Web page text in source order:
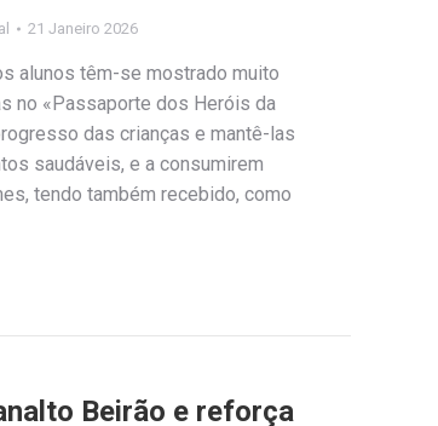
21 Janeiro 2026
alunos têm-se mostrado muito
no «Passaporte dos Heróis da
das crianças e mantê-las
saudáveis, e a consumirem
tendo também recebido, como
Beirão e reforça